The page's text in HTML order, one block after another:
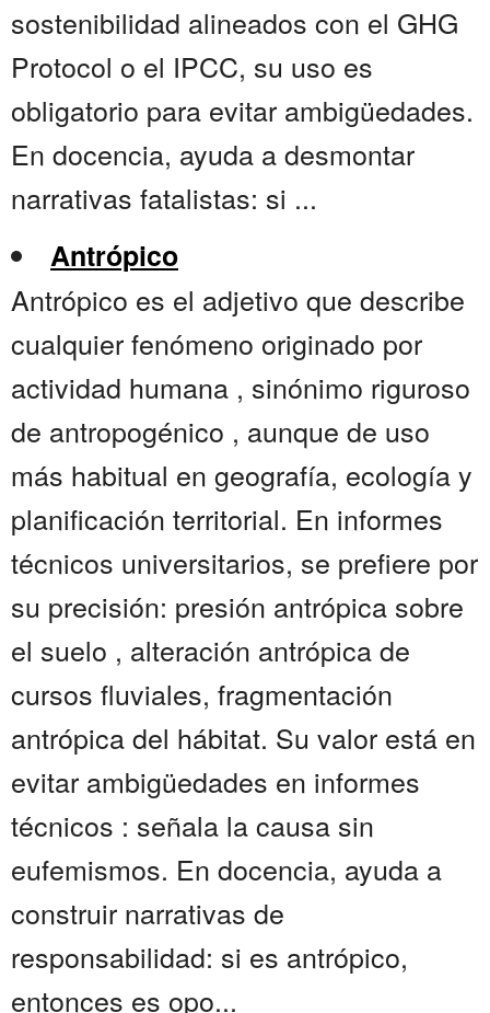
sostenibilidad alineados con el GHG
Protocol o el IPCC, su uso es
obligatorio para evitar ambigüedades.
En docencia, ayuda a desmontar
narrativas fatalistas: si ...
Antrópico
Antrópico es el adjetivo que describe
cualquier fenómeno originado por
actividad humana , sinónimo riguroso
de antropogénico , aunque de uso
más habitual en geografía, ecología y
planificación territorial. En informes
técnicos universitarios, se prefiere por
su precisión: presión antrópica sobre
el suelo , alteración antrópica de
cursos fluviales, fragmentación
antrópica del hábitat. Su valor está en
evitar ambigüedades en informes
técnicos : señala la causa sin
eufemismos. En docencia, ayuda a
construir narrativas de
responsabilidad: si es antrópico,
entonces es opo...